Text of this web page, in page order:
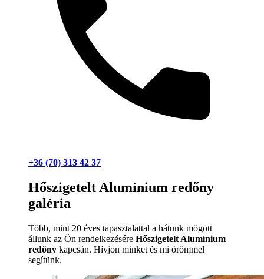
+36 (70) 313 42 37
Hőszigetelt Alumínium redőny
galéria
Több, mint 20 éves tapasztalattal a hátunk mögött
állunk az Ön rendelkezésére Hőszigetelt Alumínium
redőny kapcsán. Hívjon minket és mi örömmel
segítünk.